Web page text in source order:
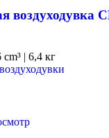
воздуходувка
cm³ | 6,4 кг